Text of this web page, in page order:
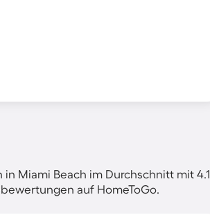
Miami Beach im Durchschnitt mit 4.1
auf HomeToGo.